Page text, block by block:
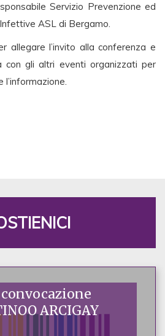
Servizio Prevenzione ed
ASL di Bergamo.
allegare l’invito alla conferenza e
con gli altri eventi organizzati per
convocazione
ARCIGAY